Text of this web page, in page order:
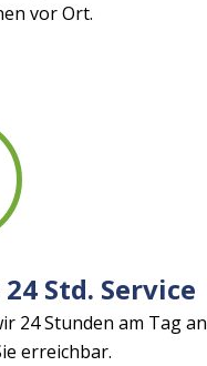
vor Ort.
Std. Service
24 Stunden am Tag an
erreichbar.